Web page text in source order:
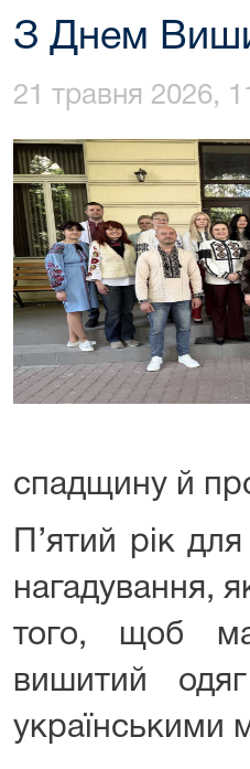
З Днем
21 травня 2026,
спадщину й
П’ятий рік
нагадування,
того, щоб
вишитий
українськими